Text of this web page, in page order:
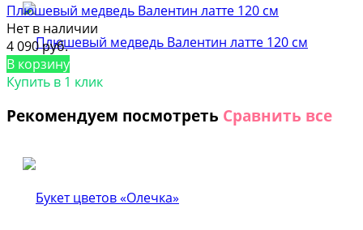
Плюшевый медведь Валентин латте 120 см
Нет в наличии
4 090 руб.
В корзину
Купить в 1 клик
Рекомендуем посмотреть Сравнить все